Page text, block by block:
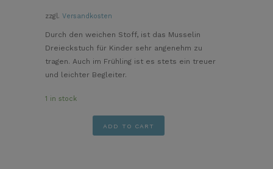
zzgl. Versandkosten
Durch den weichen Stoff, ist das Musselin
Dreieckstuch für Kinder sehr angenehm zu
tragen. Auch im Frühling ist es stets ein treuer
und leichter Begleiter.
1 in stock
ADD TO CART